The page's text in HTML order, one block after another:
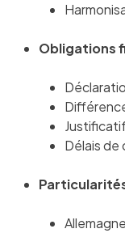
Obligations
Délais